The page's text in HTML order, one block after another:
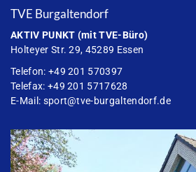
TVE Burgaltendorf
AKTIV PUNKT (mit TVE-Büro)
Holteyer Str. 29, 45289 Essen
Telefon: +49 201 570397
Telefax: +49 201 5717628
E-Mail: sport@tve-burgaltendorf.de